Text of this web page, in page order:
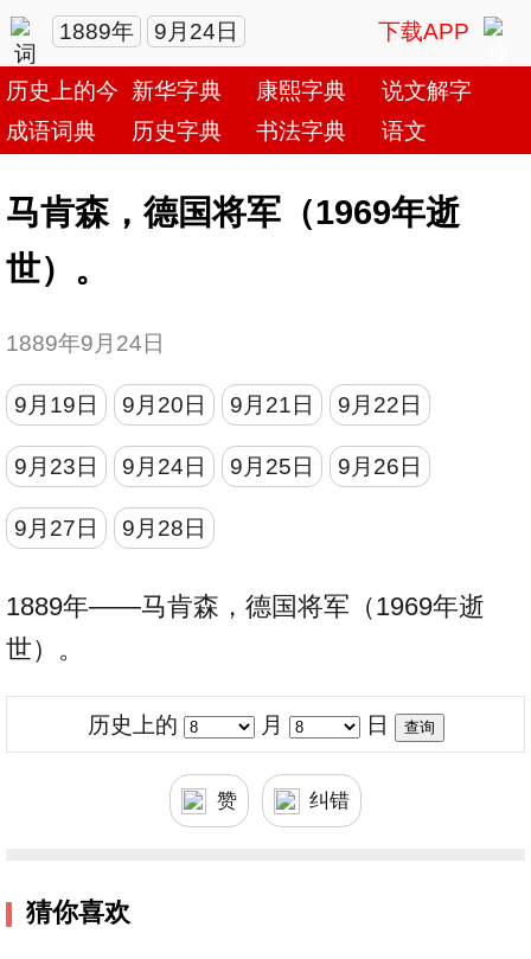
1889年 9月24日 下载APP
历史上的今天新华字典 康熙字典
说文解字
成语词典
历史字典 书法字典 语文
马肯森，德国将军（1969年逝
世）。
1889年9月24日
9月19日 9月20日 9月21日 9月22日
9月23日 9月24日 9月25日 9月26日
9月27日 9月28日
1889年——马肯森，德国将军（1969年逝
世）。
历史上的 月 日
赞 纠错
猜你喜欢